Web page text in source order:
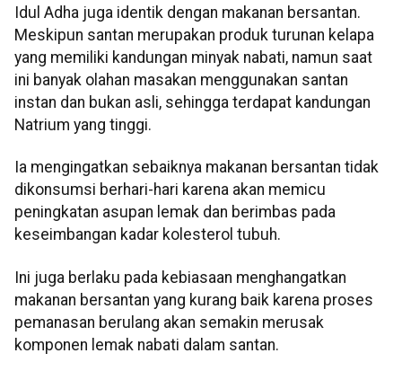
Idul Adha juga identik dengan makanan bersantan.
Meskipun santan merupakan produk turunan kelapa
yang memiliki kandungan minyak nabati, namun saat
ini banyak olahan masakan menggunakan santan
instan dan bukan asli, sehingga terdapat kandungan
Natrium yang tinggi.
Ia mengingatkan sebaiknya makanan bersantan tidak
dikonsumsi berhari-hari karena akan memicu
peningkatan asupan lemak dan berimbas pada
keseimbangan kadar kolesterol tubuh.
Ini juga berlaku pada kebiasaan menghangatkan
makanan bersantan yang kurang baik karena proses
pemanasan berulang akan semakin merusak
komponen lemak nabati dalam santan.